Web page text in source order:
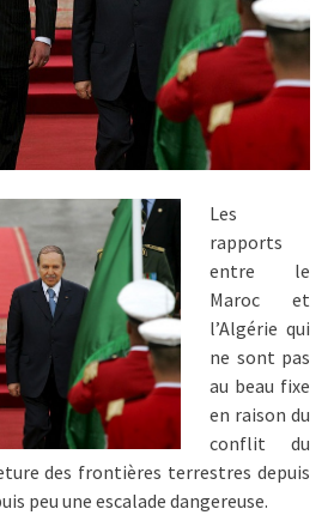
Les
rapports
entre le
Maroc et
l’Algérie qui
ne sont pas
au beau fixe
en raison du
conflit du
des frontières terrestres depuis
peu une escalade dangereuse.